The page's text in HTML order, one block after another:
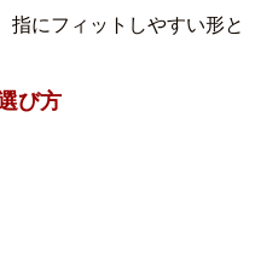
指にフィットしやすい形と
び方